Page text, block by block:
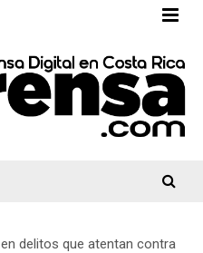
delitos que atentan contra